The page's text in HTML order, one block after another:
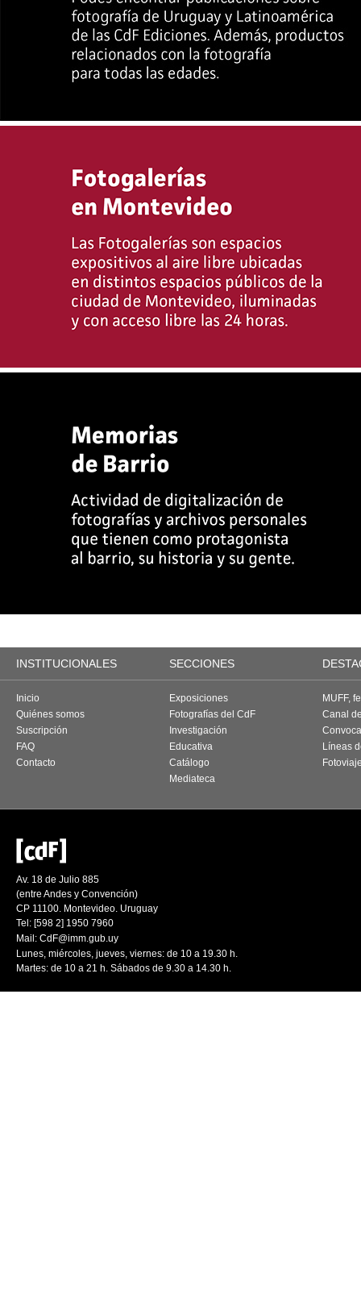
INSTITUCIONALES SECCIONES
Inicio
Quiénes somos
Suscripción
FAQ
Contacto
Exposiciones
Fotografías del CdF
Investigación
Educativa
Catálogo
Mediateca
MUFF,
Canal
Líneas
Av. 18 de Julio 885
(entre Andes y Convención)
CP 11100. Montevideo. Uruguay
Tel: [598 2] 1950 7960
Mail: CdF@imm.gub.uy
Lunes, miércoles, jueves, viernes: de 10 a 19.30 h.
Martes: de 10 a 21 h. Sábados de 9.30 a 14.30 h.